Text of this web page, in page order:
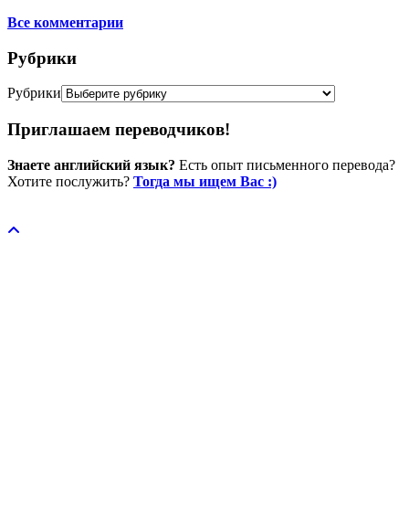
Все комментарии
Рубрики
Рубрики
Приглашаем переводчиков!
Знаете английский язык? Есть опыт письменного перевода?
Хотите послужить? Тогда мы ищем Вас :)